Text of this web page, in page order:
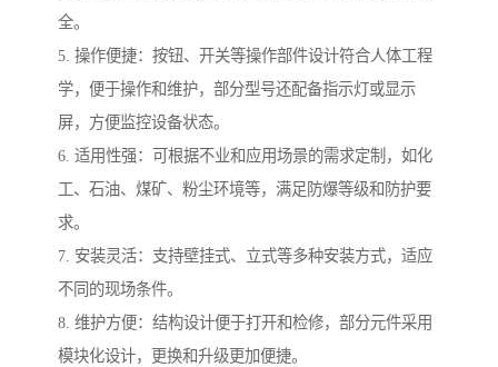
全。
5. 操作便捷：按钮、开关等操作部件设计符合人体工程
学，便于操作和维护，部分型号还配备指示灯或显示
屏，方便监控设备状态。
6. 适用性强：可根据不业和应用场景的需求定制，如化
工、石油、煤矿、粉尘环境等，满足防爆等级和防护要
求。
7. 安装灵活：支持壁挂式、立式等多种安装方式，适应
不同的现场条件。
8. 维护方便：结构设计便于打开和检修，部分元件采用
模块化设计，更换和升级更加便捷。